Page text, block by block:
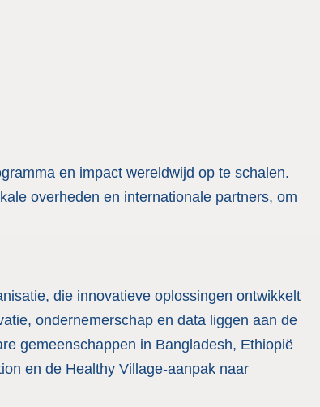
en impact wereldwijd op te schalen.
overheden en internationale partners, om
die innovatieve oplossingen ontwikkelt
ondernemerschap en data liggen aan de
gemeenschappen in Bangladesh, Ethiopië
en de Healthy Village-aanpak naar